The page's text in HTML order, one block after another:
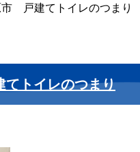
戸建てトイレのつまり
トイレのつまり